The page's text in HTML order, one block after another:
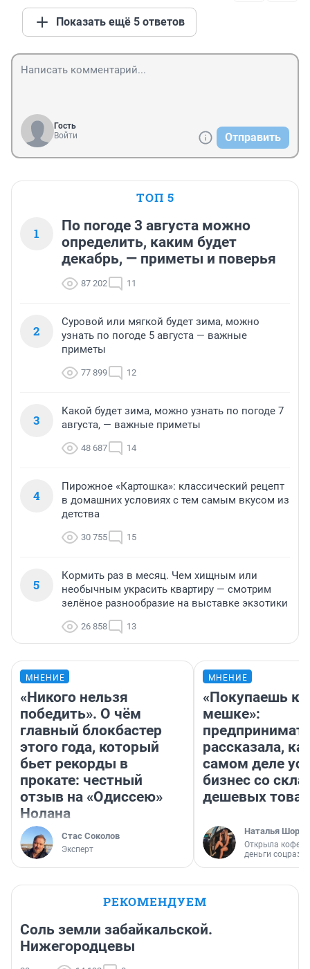
Показать ещё 5 ответов
Гость
Войти
Отправить
ТОП 5
1
По погоде 3 августа можно
определить, каким будет
декабрь, — приметы и поверья
87 202 11
2
Суровой или мягкой будет зима, можно
узнать по погоде 5 августа — важные
приметы
77 899 12
3
Какой будет зима, можно узнать по погоде 7
августа, — важные приметы
48 687 14
4
Пирожное «Картошка»: классический рецепт
в домашних условиях с тем самым вкусом из
детства
30 755 15
5
Кормить раз в месяц. Чем хищным или
необычным украсить квартиру — смотрим
зелёное разнообразие на выставке экзотики
26 858 13
МНЕНИЕ
«Никого нельзя
победить». О чём
главный блокбастер
этого года, который
бьет рекорды в
прокате: честный
отзыв на «Одиссею»
Нолана
Стас Соколов
Эксперт
МНЕНИЕ
«Покупаешь
мешке»:
рассказала,
самом деле
бизнес со
дешевых
Наталья
Открыла
деньги
РЕКОМЕНДУЕМ
Соль земли забайкальской.
Нижегородцевы